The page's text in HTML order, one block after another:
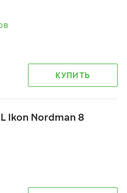
КУПИТЬ
Ikon Nordman 8